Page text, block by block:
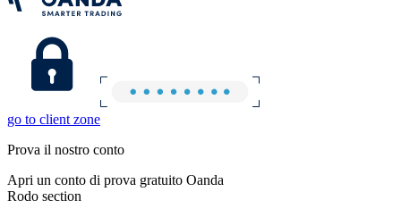
go to client zone
Prova il nostro conto
Apri un conto di prova gratuito Oanda
Rodo section